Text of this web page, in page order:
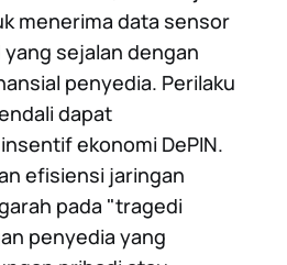
menerima data sensor
yang sejalan dengan
penyedia. Perilaku
dapat
ekonomi DePIN.
efisiensi jaringan
pada "tragedi
penyedia yang